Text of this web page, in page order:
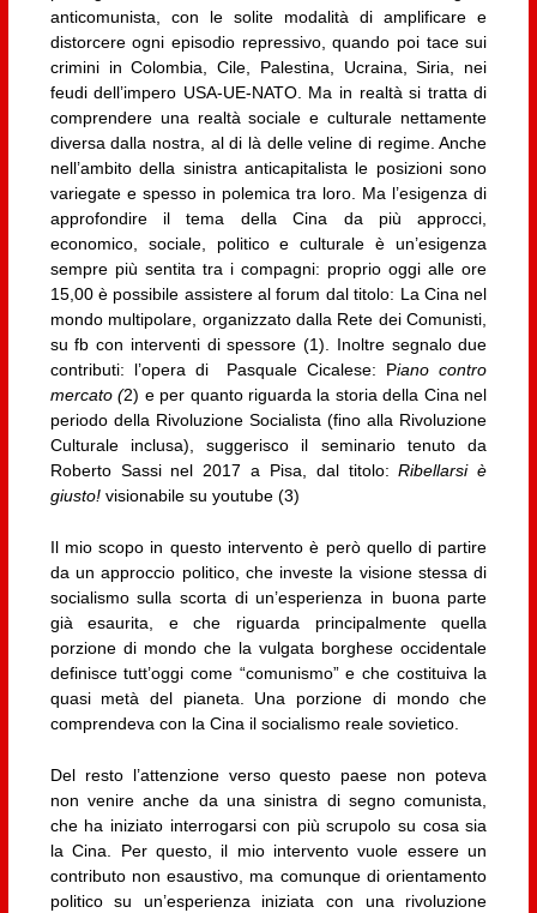
anticomunista, con le solite modalità di amplificare e
distorcere ogni episodio repressivo, quando poi tace sui
crimini in Colombia, Cile, Palestina, Ucraina, Siria, nei
feudi dell’impero USA-UE-NATO. Ma in realtà si tratta di
comprendere una realtà sociale e culturale nettamente
diversa dalla nostra, al di là delle veline di regime. Anche
nell’ambito della sinistra anticapitalista le posizioni sono
variegate e spesso in polemica tra loro. Ma l’esigenza di
approfondire il tema della Cina da più approcci,
economico, sociale, politico e culturale è un’esigenza
sempre più sentita tra i compagni: proprio oggi alle ore
15,00 è possibile assistere al forum dal titolo: La Cina nel
mondo multipolare, organizzato dalla Rete dei Comunisti,
su fb con interventi di spessore (1). Inoltre segnalo due
contributi: l’opera di Pasquale Cicalese: Piano contro
mercato (2) e per quanto riguarda la storia della Cina nel
periodo della Rivoluzione Socialista (fino alla Rivoluzione
Culturale inclusa), suggerisco il seminario tenuto da
Roberto Sassi nel 2017 a Pisa, dal titolo:Ribellarsi è
giusto!visionabile su youtube (3)
Il mio scopo in questo intervento è però quello di partire
da un approccio politico, che investe la visione stessa di
socialismo sulla scorta di un’esperienza in buona parte
già esaurita, e che riguarda principalmente quella
porzione di mondo che la vulgata borghese occidentale
definisce tutt’oggi come “comunismo” e che costituiva la
quasi metà del pianeta. Una porzione di mondo che
comprendeva con la Cina il socialismo reale sovietico.
Del resto l’attenzione verso questo paese non poteva
non venire anche da una sinistra di segno comunista,
che ha iniziato interrogarsi con più scrupolo su cosa sia
la Cina. Per questo, il mio intervento vuole essere un
contributo non esaustivo, ma comunque di orientamento
politico su un’esperienza iniziata con una rivoluzione